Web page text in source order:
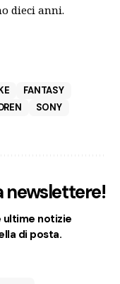
dieci anni.
FANTASY
SONY
newslettere!
ultime notizie
di posta.